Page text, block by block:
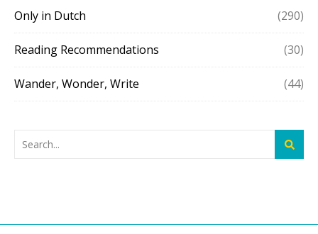
Only in Dutch (290)
Reading Recommendations (30)
Wander, Wonder, Write (44)